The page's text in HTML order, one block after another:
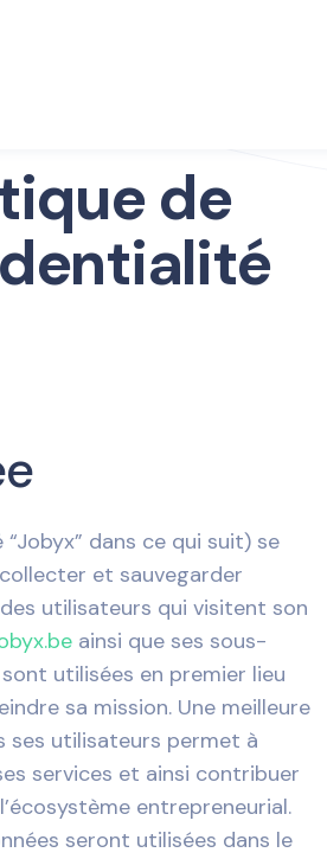
de
“Jobyx” dans ce qui suit) se
et sauvegarder
utilisateurs qui visitent son
ainsi que ses sous-
utilisées en premier lieu
sa mission. Une meilleure
ses utilisateurs permet à
services et ainsi contribuer
entrepreneurial.
seront utilisées dans le